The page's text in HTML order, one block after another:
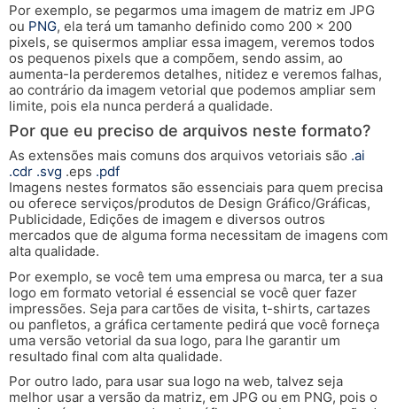
Por exemplo, se pegarmos uma imagem de matriz em JPG
ou PNG, ela terá um tamanho definido como 200 x 200
pixels, se quisermos ampliar essa imagem, veremos todos
os pequenos pixels que a compõem, sendo assim, ao
aumenta-la perderemos detalhes, nitidez e veremos falhas,
ao contrário da imagem vetorial que podemos ampliar sem
limite, pois ela nunca perderá a qualidade.
Por que eu preciso de arquivos neste formato?
As extensões mais comuns dos arquivos vetoriais são .ai
.cdr .svg .eps .pdf
Imagens nestes formatos são essenciais para quem precisa
ou oferece serviços/produtos de Design Gráfico/Gráficas,
Publicidade, Edições de imagem e diversos outros
mercados que de alguma forma necessitam de imagens com
alta qualidade.
Por exemplo, se você tem uma empresa ou marca, ter a sua
logo em formato vetorial é essencial se você quer fazer
impressões. Seja para cartões de visita, t-shirts, cartazes
ou panfletos, a gráfica certamente pedirá que você forneça
uma versão vetorial da sua logo, para lhe garantir um
resultado final com alta qualidade.
Por outro lado, para usar sua logo na web, talvez seja
melhor usar a versão da matriz, em JPG ou em PNG, pois o